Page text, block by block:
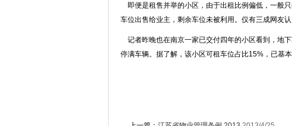
即便是租售并举的小区，由于出租比例偏低，一般
车位出售给业主，剩余车位未被利用。仅有三成网友
记者昨晚也在南京一家已交付四年的小区看到，地
停满车辆。据了解，该小区可租车位占比15%，已基